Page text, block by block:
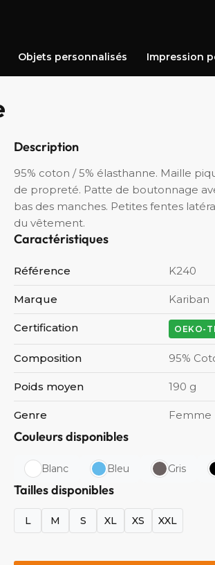
Objets personnalisés Impression
Description
95% coton / 5% élasthanne. Maille
de propreté. Patte de boutonnage
bas des manches. Petites fentes
du vêtement.
Caractéristiques
Référence K240
Marque Kariban
Certification OEKO-
Composition 95%
Poids moyen 190 g
Genre Femme
Couleurs disponibles
Blanc Bleu Gris
Tailles disponibles
L M S XL XS XXL